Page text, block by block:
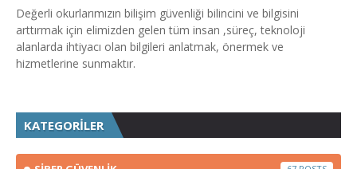
Değerli okurlarımızın bilişim güvenliği bilincini ve bilgisini
arttırmak için elimizden gelen tüm insan ,süreç, teknoloji
alanlarda ihtiyacı olan bilgileri anlatmak, önermek ve
hizmetlerine sunmaktır.
KATEGORİLER